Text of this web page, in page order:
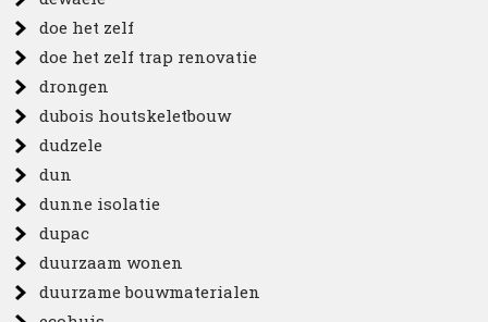
doe het zelf
doe het zelf trap renovatie
drongen
dubois houtskeletbouw
dudzele
dun
dunne isolatie
dupac
duurzaam wonen
duurzame bouwmaterialen